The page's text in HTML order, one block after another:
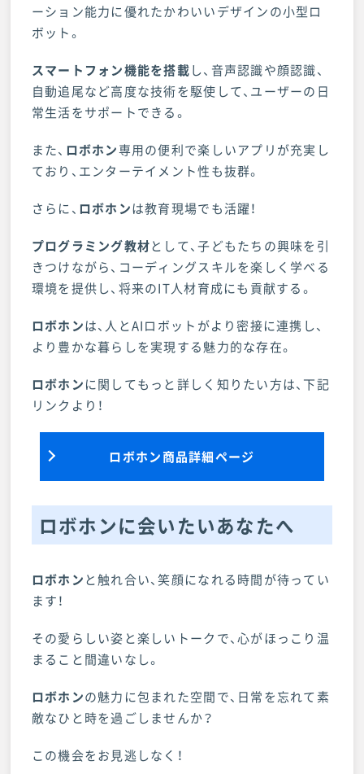
ーション能力に優れたかわいいデザインの小型ロ
ボット。
スマートフォン機能を搭載し、音声認識や顔認識、
自動追尾など高度な技術を駆使して、ユーザーの日
常生活をサポートできる。
また、 ロボホン専用の便利で楽しいアプリが充実し
ており、エンターテイメント性も抜群。
さらに、 ロボホンは教育現場でも活躍！
プログラミング教材として、子どもたちの興味を引
きつけながら、コーディングスキルを楽しく学べる
環境を提供し、将来のIT人材育成にも貢献する。
ロボホンは、人とAIロボットがより密接に連携し、
より豊かな暮らしを実現する魅力的な存在。
ロボホンに関してもっと詳しく知りたい方は、下記
リンクより！
ロボホン商品詳細ページ
ロボホンに会いたいあなたへ
ロボホンと触れ合い、笑顔になれる時間が待ってい
ます！
その愛らしい姿と楽しいトークで、心がほっこり温
まること間違いなし。
ロボホンの魅力に包まれた空間で、日常を忘れて素
敵なひと時を過ごしませんか？
この機会をお見逃しなく！